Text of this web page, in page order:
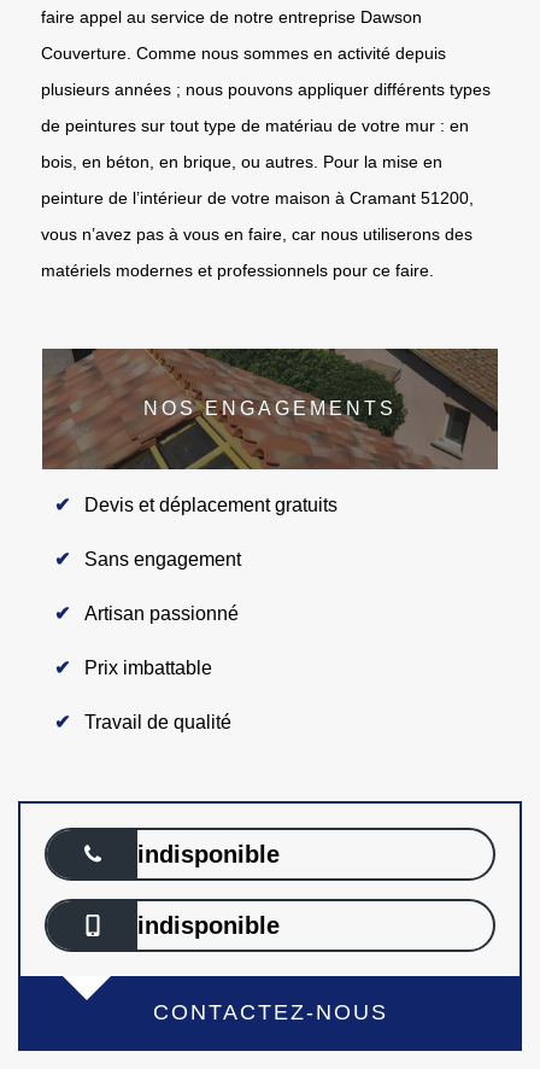
faire appel au service de notre entreprise Dawson
Couverture. Comme nous sommes en activité depuis
plusieurs années ; nous pouvons appliquer différents types
de peintures sur tout type de matériau de votre mur : en
bois, en béton, en brique, ou autres. Pour la mise en
peinture de l’intérieur de votre maison à Cramant 51200,
vous n’avez pas à vous en faire, car nous utiliserons des
matériels modernes et professionnels pour ce faire.
NOS ENGAGEMENTS
Devis et déplacement gratuits
Sans engagement
Artisan passionné
Prix imbattable
Travail de qualité
indisponible
indisponible
CONTACTEZ-NOUS